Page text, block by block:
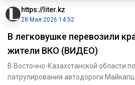
https://liter.kz
28 Мая 2026 14:52
В легковушке перевозили
жители ВКО (ВИДЕО)
В Восточно-Казахстанской области
патрулирования автодороги